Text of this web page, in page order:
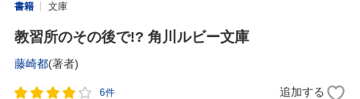
書籍 文庫
教習所のその後で!? 角川ルビー文庫
藤崎都(著者)
6件 追加する